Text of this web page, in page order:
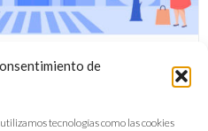
de
tecnologías como las cookies